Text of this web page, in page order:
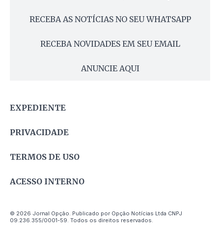
RECEBA AS NOTÍCIAS NO SEU WHATSAPP
RECEBA NOVIDADES EM SEU EMAIL
ANUNCIE AQUI
EXPEDIENTE
PRIVACIDADE
TERMOS DE USO
ACESSO INTERNO
© 2026 Jornal Opção. Publicado por Opção Notícias Ltda CNPJ
09.236.355/0001-59. Todos os direitos reservados.